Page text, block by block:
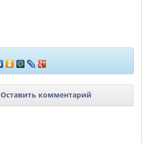
Оставить комментарий